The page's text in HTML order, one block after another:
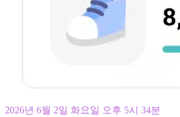
2026년 6월 2일 화요일 오후 5시 34분